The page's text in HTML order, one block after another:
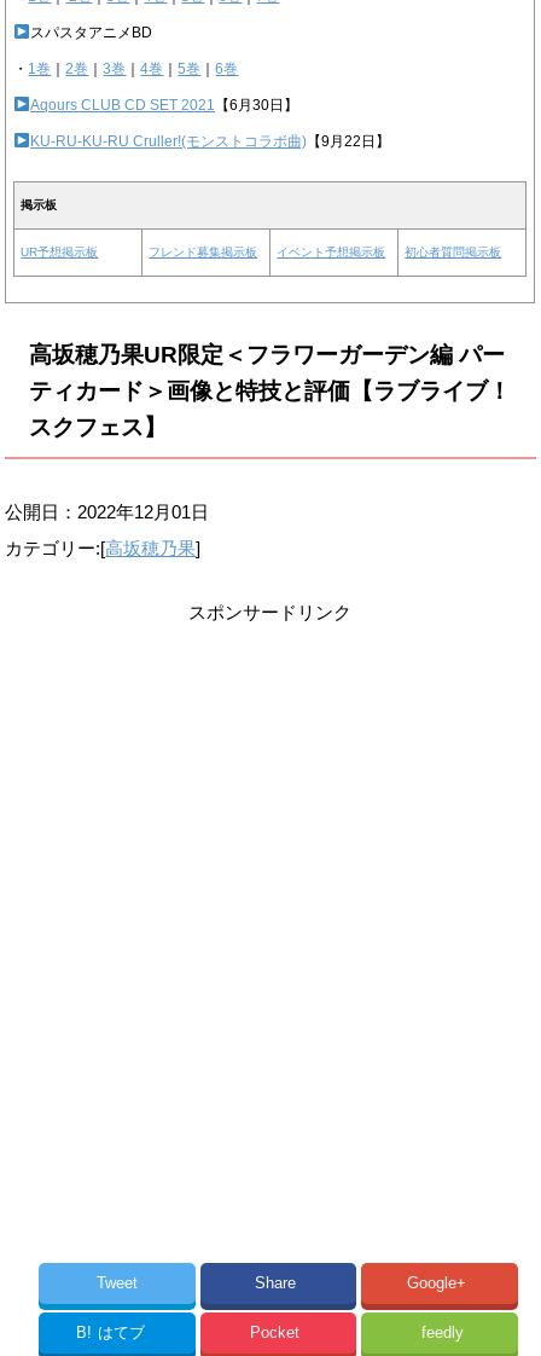
スパスタアニメBD
・ 1巻 ｜2巻 ｜3巻 ｜4巻 ｜5巻 ｜6巻
Aqours CLUB CD SET 2021 【6月30日】
KU-RU-KU-RU Cruller!(モンストコラボ曲) 【9月22日】
掲示板
UR予想掲示板 フレンド募集掲示板 イベント予想掲示板 初心者質問掲示板
高坂穂乃果UR限定＜フラワーガーデン編 パー
ティカード＞画像と特技と評価【ラブライブ！
スクフェス】
公開日： 2022年12月01日
カテゴリー:[高坂穂乃果]
スポンサードリンク
Tweet Share Google+
B! はてブ Pocket feedly